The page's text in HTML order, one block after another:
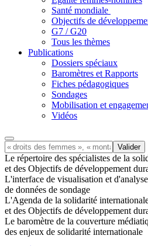
Santé mondiale
Objectifs de
G7 / G20
Tous les thèmes
Publications
Dossiers spéciaux
Baromètres et Rapports
Fiches pédagogiques
Sondages
Mobilisation et
Vidéos
Le répertoire des spécialistes de la
et des Objectifs de développement
L'interface de visualisation et d'analyse
de données de sondage
L'Agenda de la solidarité
et des Objectifs de développement
Le baromètre de la couverture
des enjeux de solidarité internationale